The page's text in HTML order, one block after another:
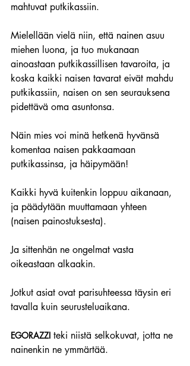
mahtuvat putkikassiin.
Mielellään vielä niin, että nainen asuu
miehen luona, ja tuo mukanaan
ainoastaan putkikassillisen tavaroita, ja
koska kaikki naisen tavarat eivät mahdu
putkikassiin, naisen on sen seurauksena
pidettävä oma asuntonsa.
Näin mies voi minä hetkenä hyvänsä
komentaa naisen pakkaamaan
putkikassinsa, ja häipymään!
Kaikki hyvä kuitenkin loppuu aikanaan,
ja päädytään muuttamaan yhteen
(naisen painostuksesta).
Ja sittenhän ne ongelmat vasta
oikeastaan alkaakin.
Jotkut asiat ovat parisuhteessa täysin eri
tavalla kuin seurusteluaikana.
EGORAZZI teki niistä selkokuvat, jotta ne
nainenkin ne ymmärtää.